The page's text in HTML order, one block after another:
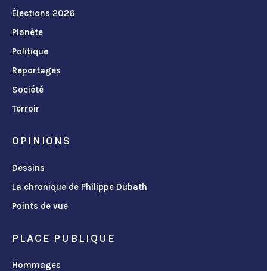
Élections 2026
Planète
Politique
Reportages
Société
Terroir
OPINIONS
Dessins
La chronique de Philippe Dubath
Points de vue
PLACE PUBLIQUE
Hommages